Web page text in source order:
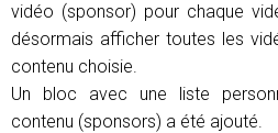
vidéo (sponsor) pour chaque
désormais afficher toutes les
contenu choisie.
Un bloc avec une liste
contenu (sponsors) a été ajouté.